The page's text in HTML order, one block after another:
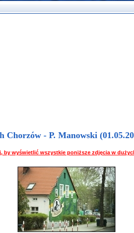
- P. Manowski
by wyświetlić wszystkie poniższe zdjęcia w